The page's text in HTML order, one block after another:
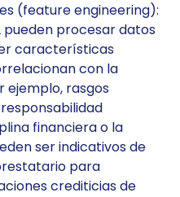
(feature engineering):
pueden procesar datos
características
con la
ejemplo, rasgos
financiera o la
ser indicativos de
para
crediticias de